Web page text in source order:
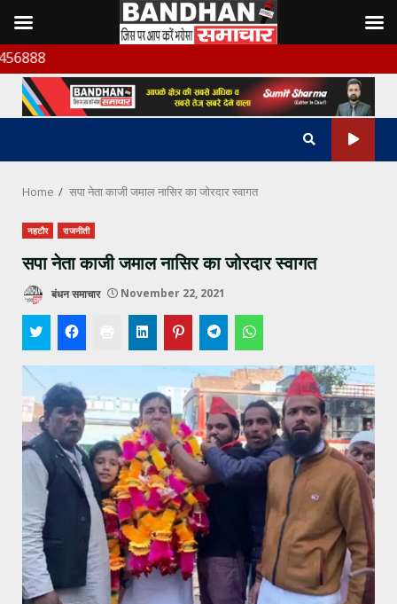
Skip
to
content
Home सपा नेता काजी जमाल नासिर का जोरदार स्वागत
नहटौर राजनीती
सपा नेता काजी जमाल नासिर का जोरदार स्वागत
बंधन समाचार November 22, 2021